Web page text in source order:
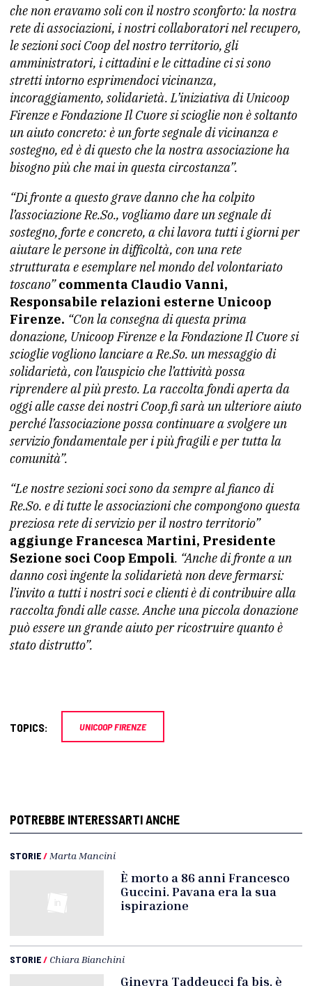
che non eravamo soli con il nostro sconforto: la nostra
rete di associazioni, i nostri collaboratori nel recupero,
le sezioni soci Coop del nostro territorio, gli
amministratori, i cittadini e le cittadine ci si sono
stretti intorno esprimendoci vicinanza,
incoraggiamento, solidarietà. L’iniziativa di Unicoop
Firenze e Fondazione Il Cuore si scioglie non è soltanto
un aiuto concreto: è un forte segnale di vicinanza e
sostegno, ed è di questo che la nostra associazione ha
bisogno più che mai in questa circostanza”.
“Di fronte a questo grave danno che ha colpito
l’associazione Re.So., vogliamo dare un segnale di
sostegno, forte e concreto, a chi lavora tutti i giorni per
aiutare le persone in difficoltà, con una rete
strutturata e esemplare nel mondo del volontariato
toscano”commenta Claudio Vanni,
Responsabile relazioni esterne Unicoop
Firenze. “Con la consegna di questa prima
donazione, Unicoop Firenze e la Fondazione Il Cuore si
scioglie vogliono lanciare a Re.So. un messaggio di
solidarietà, con l’auspicio che l’attività possa
riprendere al più presto. La raccolta fondi aperta da
oggi alle casse dei nostri Coop.fi sarà un ulteriore aiuto
perché l’associazione possa continuare a svolgere un
servizio fondamentale per i più fragili e per tutta la
comunità”.
“Le nostre sezioni soci sono da sempre al fianco di
Re.So. e di tutte le associazioni che compongono questa
preziosa rete di servizio per il nostro territorio”
aggiunge Francesca Martini, Presidente
Sezione soci Coop Empoli. “Anche di fronte a un
danno così ingente la solidarietà non deve fermarsi:
l’invito a tutti i nostri soci e clienti è di contribuire alla
raccolta fondi alle casse. Anche una piccola donazione
può essere un grande aiuto per ricostruire quanto è
stato distrutto”.
TOPICS: UNICOOP FIRENZE
POTREBBE INTERESSARTI ANCHE
STORIE/ Marta Mancini
È morto a 86 anni Francesco
Guccini. Pavana era la sua
ispirazione
STORIE/ Chiara Bianchini
Ginevra Taddeucci fa bis, è